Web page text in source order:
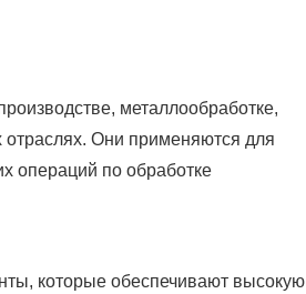
металлообработке,
отраслях. Они применяются для
операций по обработке
которые обеспечивают высокую